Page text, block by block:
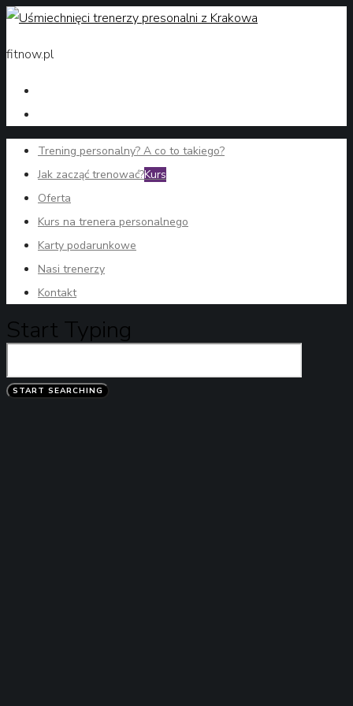
fitnow.pl
Trening personalny? A co to takiego?
Jak zacząć trenować?Kurs
Oferta
Kurs na trenera personalnego
Karty podarunkowe
Nasi trenerzy
Kontakt
Start Typing